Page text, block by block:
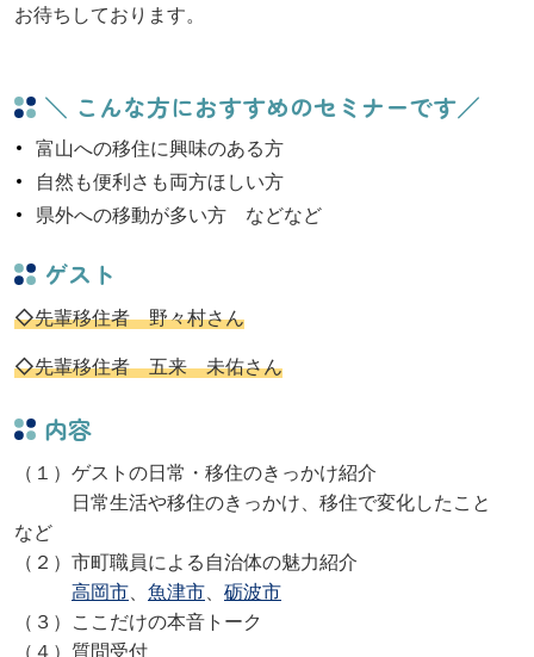
お待ちしております。
＼ こんな方におすすめのセミナーです／
富山への移住に興味のある方
自然も便利さも両方ほしい方
県外への移動が多い方 などなど
ゲスト
◇先輩移住者 野々村さん
◇先輩移住者 五来 未佑さん
内容
（１）ゲストの日常・移住のきっかけ紹介
日常生活や移住のきっかけ、移住で変化したこと
など
（２）市町職員による自治体の魅力紹介
高岡市
魚津市
砺波市
（３）ここだけの本音トーク
（４）質問受付